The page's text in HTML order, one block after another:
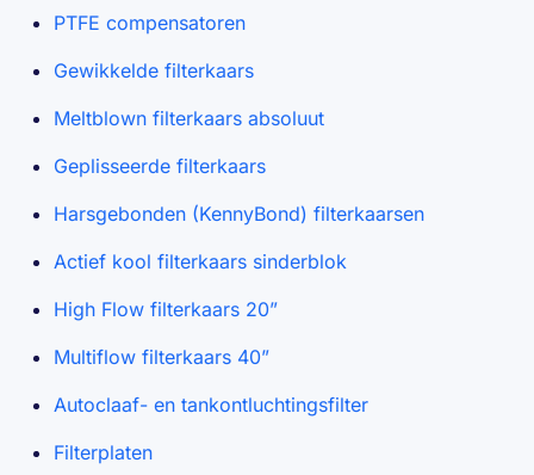
PTFE compensatoren
Gewikkelde filterkaars
Meltblown filterkaars absoluut
Geplisseerde filterkaars
Harsgebonden (KennyBond) filterkaarsen
Actief kool filterkaars sinderblok
High Flow filterkaars 20”
Multiflow filterkaars 40”
Autoclaaf- en tankontluchtingsfilter
Filterplaten